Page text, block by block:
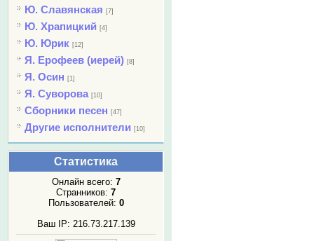
Ю. Славянская [7]
Ю. Храпицкий [4]
Ю. Юрик [12]
Я. Ерофеев (иерей) [8]
Я. Осин [1]
Я. Суворова [10]
Сборники песен [47]
Другие исполнители [10]
Статистика
Онлайн всего: 7
Странников: 7
Пользователей: 0
Ваш IP: 216.73.217.139